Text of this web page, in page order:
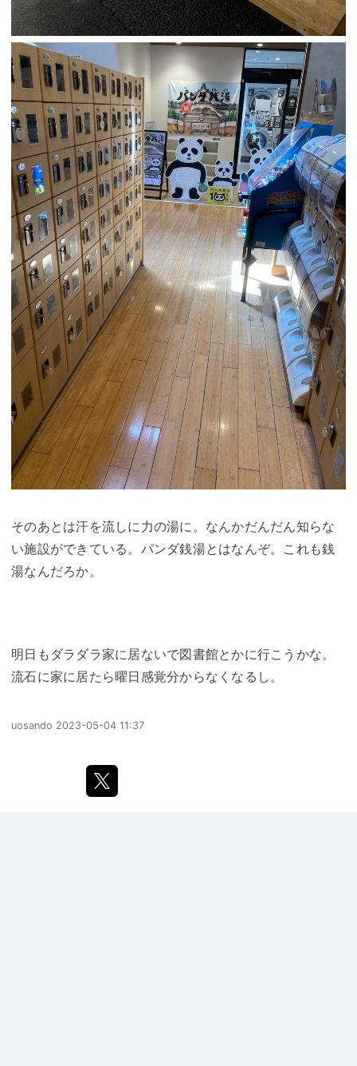
そのあとは汗を流しに力の湯に。なんかだんだん知らな
い施設ができている。パンダ銭湯とはなんぞ。これも銭
湯なんだろか。
明日もダラダラ家に居ないで図書館とかに行こうかな。
流石に家に居たら曜日感覚分からなくなるし。
uosando 2023-05-04 11:37